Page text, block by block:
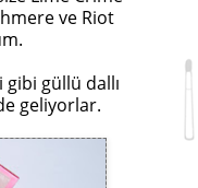
ve Riot
güllü dallı
geliyorlar.